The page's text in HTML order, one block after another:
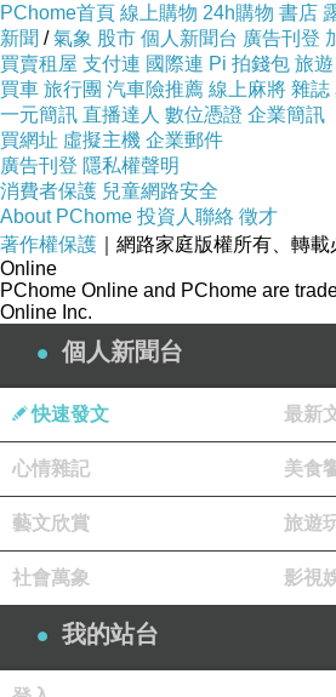
PChome首頁 線上購物 24h購物 書店
新聞 /氣象 股市 個人新聞台 廣告刊登
買賣租屋 支付連 國際連 Pi 拍錢包 旅遊
買車 旅行團 汽車險推薦 線上麻將 雜誌
一元簡訊 直播達人 數位憑證 企業簡訊
買網址 虛擬主機 企業郵件
廣告刊登 隱私權聲明
消費者保護 兒童網路安全
About PChome 投資人聯絡 徵才
著作權保護 ｜網路家庭版權所有、轉載
Online
PChome Online and PChome are
Online Inc.
個人新聞台
快速發文 最新
心情雜記 美食
藝文欣賞 旅遊
社會萬象 影視
我的站台